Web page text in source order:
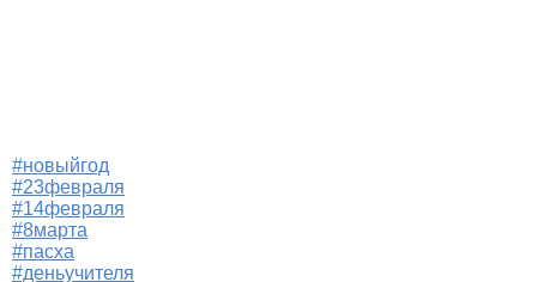
#новыйгод
#23февраля
#14февраля
#8марта
#пасха
#деньучителя